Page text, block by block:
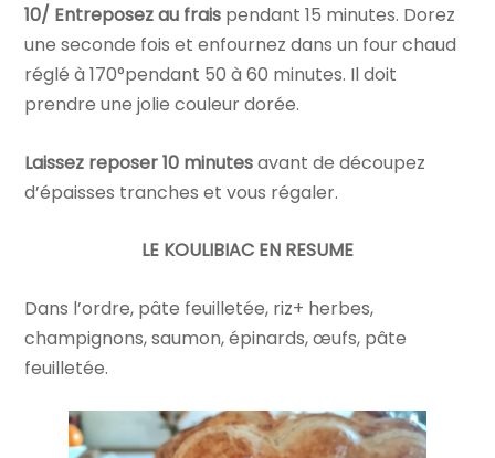
10/ Entreposez au frais pendant 15 minutes. Dorez
une seconde fois et enfournez dans un four chaud
réglé à 170°pendant 50 à 60 minutes. Il doit
prendre une jolie couleur dorée.
Laissez reposer 10 minutesavant de découpez
d’épaisses tranches et vous régaler.
LE KOULIBIAC EN RESUME
Dans l’ordre, pâte feuilletée, riz+ herbes,
champignons, saumon, épinards, œufs, pâte
feuilletée.